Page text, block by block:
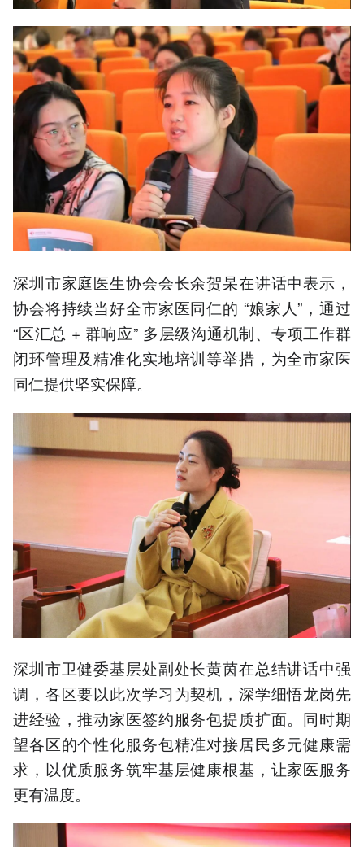
深圳市家庭医生协会会长余贺杲在讲话中表示，
协会将持续当好全市家医同仁的 “娘家人”，通过
“区汇总 + 群响应” 多层级沟通机制、专项工作群
闭环管理及精准化实地培训等举措，为全市家医
同仁提供坚实保障。
深圳市卫健委基层处副处长黄茵在总结讲话中强
调，各区要以此次学习为契机，深学细悟龙岗先
进经验，推动家医签约服务包提质扩面。同时期
望各区的个性化服务包精准对接居民多元健康需
求，以优质服务筑牢基层健康根基，让家医服务
更有温度。